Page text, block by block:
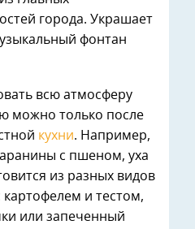
города. Украшает
фонтан
всю атмосферу
можно только после
кухни. Например,
с пшеном, уха
из разных видов
и тестом,
или запеченный